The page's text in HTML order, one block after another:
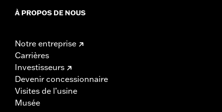
À PROPOS DE NOUS
Notre entreprise
Carrières
Investisseurs
Devenir concessionnaire
Visites de l’usine
Musée